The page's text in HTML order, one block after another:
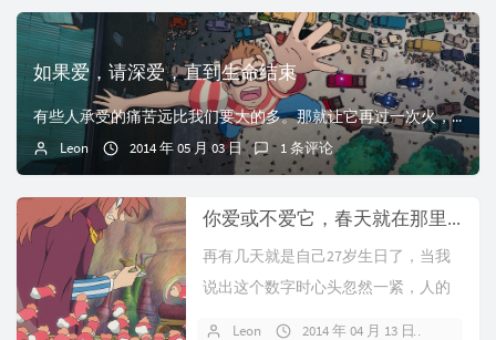
疗了，姑息关怀，提高生活质量走完
最后一程，当时在靶向和姑息之间犹
豫了很久，...
如果爱，请深爱，直到生命结束
有些人承受的痛苦远比我们要大的多。那就让它再过一次火，用太上老君的三位真焰，烧上个七七四十九天。然后用一场海啸来扑灭。 那就让它再经十万个孤独，夜晚谁都叫...
Leon 2014 年 05 月 03 日 1 条评论
你爱或不爱它，春天就在那里，童叟无欺
再有几天就是自己27岁生日了，当我
说出这个数字时心头忽然一紧，人的
Leon 2014 年 04 月 13 日